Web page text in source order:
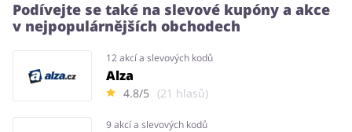
Podívejte se také na slevové kupóny a akce
v nejpopulárnějších obchodech
12 akcí a slevových kodů
Alza
4.8/5 (21 hlasů)
9 akcí a slevových kodů